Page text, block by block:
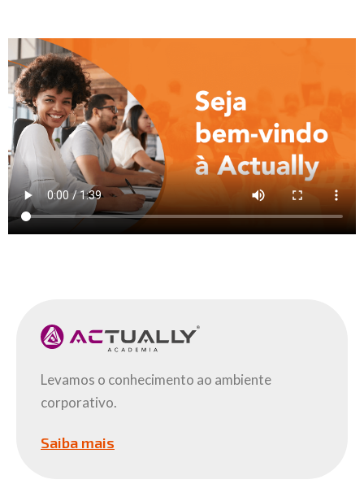
Levamos o conhecimento ao ambiente
corporativo.
Saiba mais